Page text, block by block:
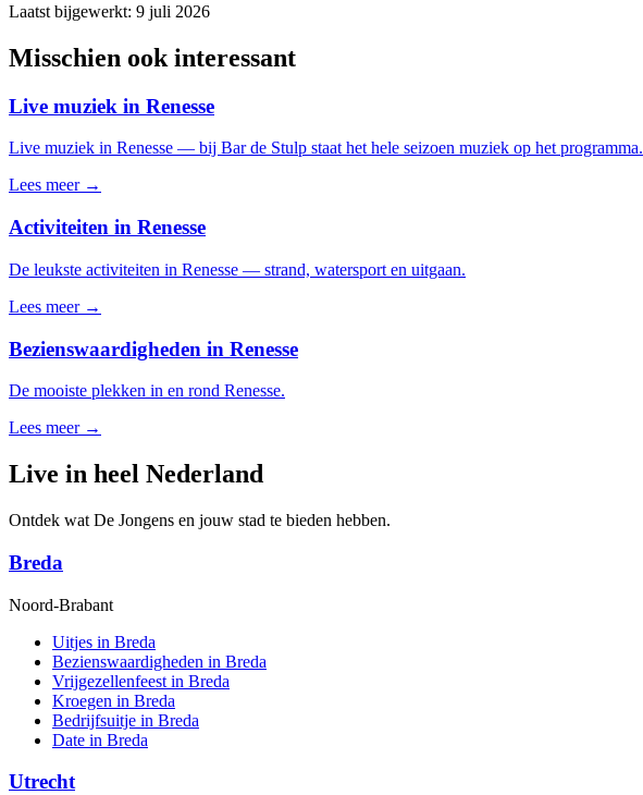
Laatst bijgewerkt: 9 juli 2026
Misschien ook interessant
Live muziek in Renesse
Live muziek in Renesse — bij Bar de Stulp staat het hele seizoen muziek op het programma.
Lees meer →
Activiteiten in Renesse
De leukste activiteiten in Renesse — strand, watersport en uitgaan.
Lees meer →
Bezienswaardigheden in Renesse
De mooiste plekken in en rond Renesse.
Lees meer →
Live in heel Nederland
Ontdek wat De Jongens en jouw stad te bieden hebben.
Breda
Noord-Brabant
Uitjes in Breda
Bezienswaardigheden in Breda
Vrijgezellenfeest in Breda
Kroegen in Breda
Bedrijfsuitje in Breda
Date in Breda
Utrecht